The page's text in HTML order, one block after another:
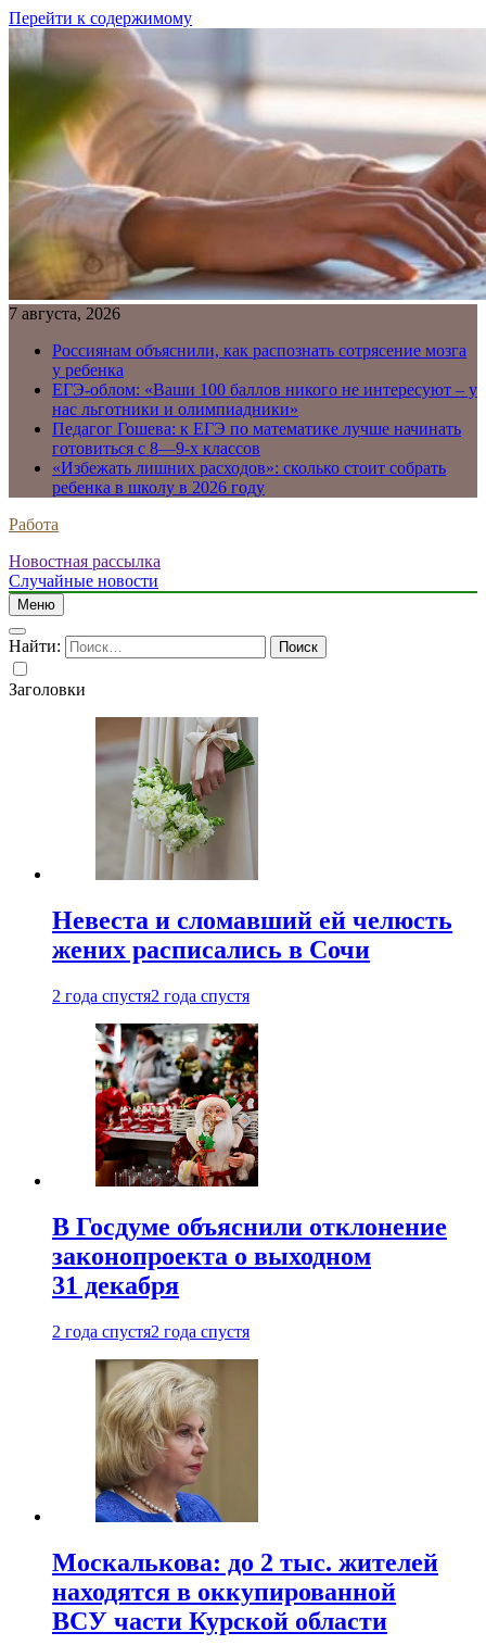
Перейти к содержимому
7 августа, 2026
Россиянам объяснили, как распознать сотрясение мозга
у ребенка
ЕГЭ-облом: «Ваши 100 баллов никого не интересуют – у
нас льготники и олимпиадники»
Педагог Гошева: к ЕГЭ по математике лучше начинать
готовиться с 8—9-х классов
«Избежать лишних расходов»: сколько стоит собрать
ребенка в школу в 2026 году
Работа
Новостная рассылка
Случайные новости
Меню
Найти:
Заголовки
Невеста и сломавший ей челюсть
жених расписались в Сочи
2 года спустя2 года спустя
В Госдуме объяснили отклонение
законопроекта о выходном
31 декабря
2 года спустя2 года спустя
Москалькова: до 2 тыс. жителей
находятся в оккупированной
ВСУ части Курской области